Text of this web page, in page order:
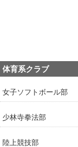
体育系クラブ
女子ソフトボール部
少林寺拳法部
陸上競技部